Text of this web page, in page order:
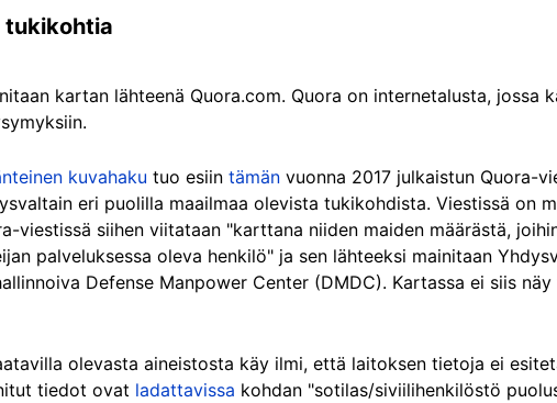
tukikohtia
kartan lähteenä Quora.com. Quora on internetalusta,
kuvahaku tuo esiin tämän vuonna 2017 julkaistun Quora-
eri puolilla maailmaa olevista tukikohdista. Viestissä on
viestissä siihen viitataan "karttana niiden maiden määrästä,
palveluksessa oleva henkilö" ja sen lähteeksi mainitaan
Defense Manpower Center (DMDC). Kartassa ei siis
olevasta aineistosta käy ilmi, että laitoksen tietoja ei
tiedot ovat ladattavissa kohdan "sotilas/siviilihenkilöstö